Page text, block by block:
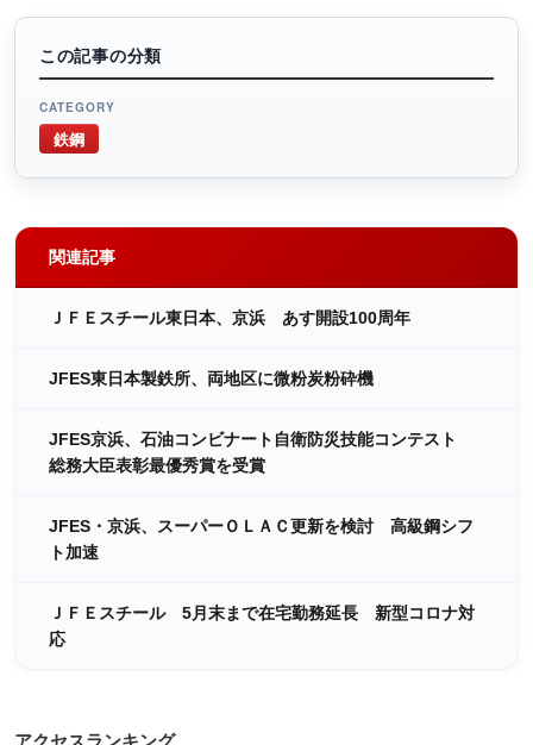
この記事の分類
CATEGORY
鉄鋼
関連記事
ＪＦＥスチール東日本、京浜 あす開設100周年
JFES東日本製鉄所、両地区に微粉炭粉砕機
JFES京浜、石油コンビナート自衛防災技能コンテスト
総務大臣表彰最優秀賞を受賞
JFES・京浜、スーパーＯＬＡＣ更新を検討 高級鋼シフ
ト加速
ＪＦＥスチール 5月末まで在宅勤務延長 新型コロナ対
応